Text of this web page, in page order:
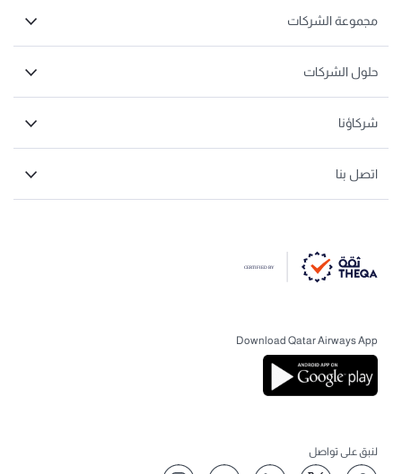
مجموعة الشركات
حلول الشركات
شركاؤنا
اتصل بنا
Download Qatar Airways App
لنبق على تواصل